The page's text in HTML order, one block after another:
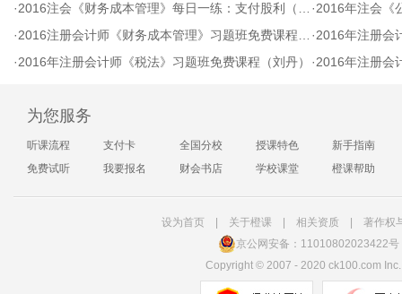
·2016注会《财务成本管理》每日一练：支付股利（7.15） ·2016年注会《公
·2016注册会计师《财务成本管理》习题班免费课程（周平芳） ·2016年注册会
·2016年注册会计师《税法》习题班免费课程（刘丹） ·2016年注册会
为您服务
听课流程 支付卡 全国分校 授课特色
新手指南
免费试听
我要报名 财会书店 学校课堂 橙课帮助
设为首页| 关于橙课| 相关资质
著作权
京公网安备：11010802023422号
Copyright ©2007 - 2020 ck100.com